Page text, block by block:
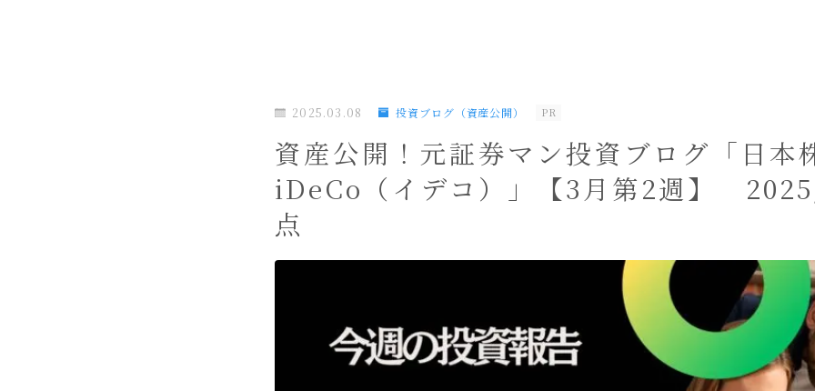
2025.03.08 投資ブログ（資産公開） PR
資産公開！元証券マン投資ブログ「日本
iDeCo（イデコ）」【3月第2週】
点